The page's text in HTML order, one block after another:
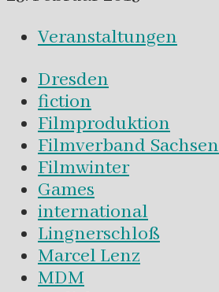
Veranstaltungen
Dresden
fiction
Filmproduktion
Filmverband Sachsen
Filmwinter
Games
international
Lingnerschloß
Marcel Lenz
MDM